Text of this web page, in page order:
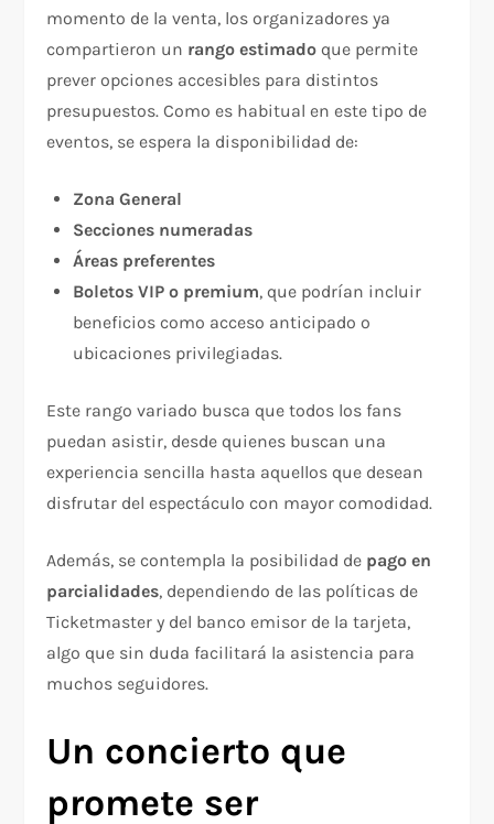
momento de la venta, los organizadores ya
compartieron un rango estimado que permite
prever opciones accesibles para distintos
presupuestos. Como es habitual en este tipo de
eventos, se espera la disponibilidad de:
Zona General
Secciones numeradas
Áreas preferentes
Boletos VIP o premium, que podrían incluir
beneficios como acceso anticipado o
ubicaciones privilegiadas.
Este rango variado busca que todos los fans
puedan asistir, desde quienes buscan una
experiencia sencilla hasta aquellos que desean
disfrutar del espectáculo con mayor comodidad.
Además, se contempla la posibilidad de pago en
parcialidades, dependiendo de las políticas de
Ticketmaster y del banco emisor de la tarjeta,
algo que sin duda facilitará la asistencia para
muchos seguidores.
Un concierto que
promete ser